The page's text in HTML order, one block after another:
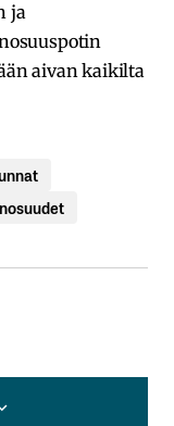
ja
aivan kaikilta